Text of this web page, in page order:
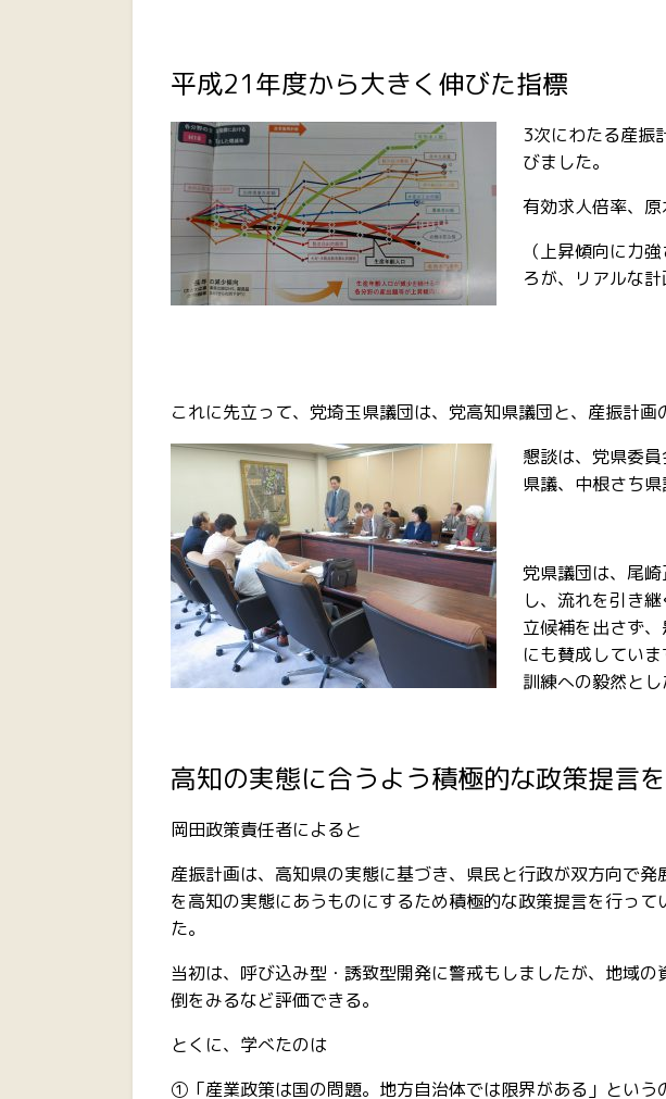
平成21年度から大きく伸びた指標
3次にわたる産振
びました。
有効求人倍率、原
（上昇傾向に力
ろが、リアルな計
これに先立って、党埼玉県議団は、党高知県議団と、産振計画
懇談は、党県委
県議、中根さち県
党県議団は、尾
し、流れを引き
立候補を出さず
にも賛成してい
訓練への毅然とし
高知の実態に合うよう積極的な政策提言を
岡田政策責任者によると
産振計画は、高知県の実態に基づき、県民と行政が
を高知の実態にあうものにするため積極的な政策提言を行
た。
当初は、呼び込み型・誘致型開発に警戒もしましたが、地域
倒をみるなど評価できる。
とくに、学べたのは
①「産業政策は国の問題。地方自治体では限界がある」という